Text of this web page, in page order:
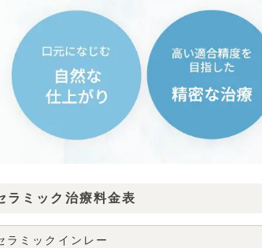
ラミック治療料金表
ラミックインレー